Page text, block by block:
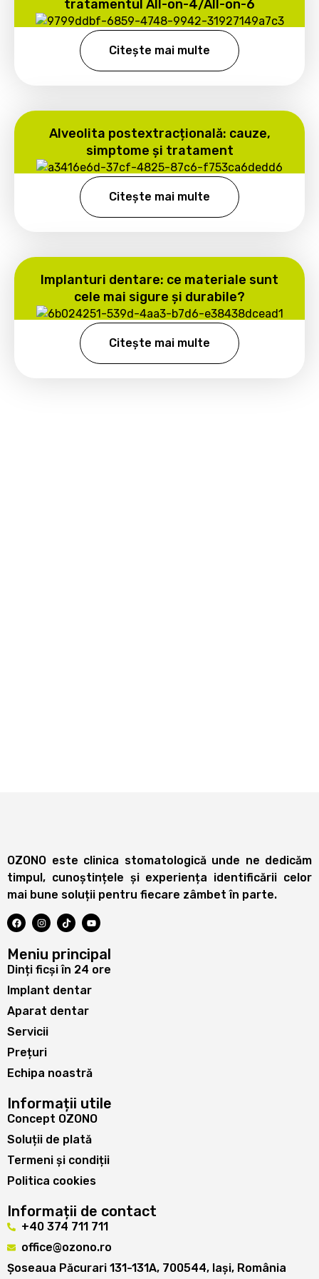
tratamentul All-on-4/All-on-6
Citește mai multe
Alveolita postextracțională: cauze,
simptome și tratament
Citește mai multe
Implanturi dentare: ce materiale sunt
cele mai sigure și durabile?
Citește mai multe
OZONO este clinica stomatologică unde ne dedicăm
timpul, cunoștințele și experiența identificării celor
mai bune soluții pentru fiecare zâmbet în parte.
Meniu principal
Dinți ficși în 24 ore
Implant dentar
Aparat dentar
Servicii
Prețuri
Echipa noastră
Informații utile
Concept OZONO
Soluții de plată
Termeni și condiții
Politica cookies
Informații de contact
+40 374 711 711
office@ozono.ro
Șoseaua Păcurari 131-131A, 700544, Iași, România